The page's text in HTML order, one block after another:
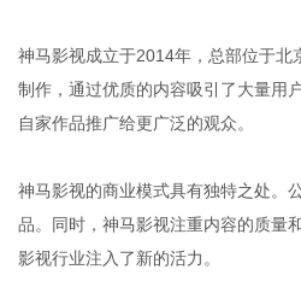
神马影视成立于2014年，总部位于
制作，通过优质的内容吸引了大量用
自家作品推广给更广泛的观众。
神马影视的商业模式具有独特之处。
品。同时，神马影视注重内容的质量
影视行业注入了新的活力。